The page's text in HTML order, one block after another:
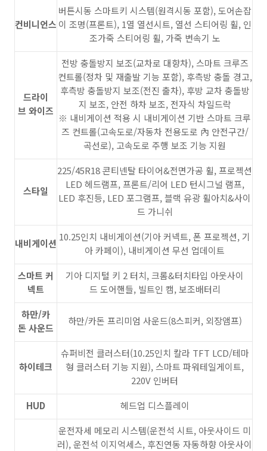
컨비니언스
버튼시동 스마트키 시스템(원격시동 포함), 도어손잡
이 조명(프론트), 1열 열선시트, 열선 스티어링 휠, 인
조가죽 스티어링 휠, 가죽 변속기 노
드라이
브 와이즈
전방 충돌방지 보조(교차로 대향차), 스마트 크루즈
컨트롤(정차 및 재출발 기능 포함), 후측방 충돌 경고,
후측방 충돌방지 보조(전진 출차), 후방 교차 충돌방
지 보조, 안전 하차 보조, 전자식 차일드락
※ 내비게이션 적용 시 내비게이션 기반 스마트 크루
즈 컨트롤(고속도로/자동차 전용도로 內 안전구간/
곡선로), 고속도로 주행 보조 기능 지원
스타일
225/45R18 콘티넨탈 타이어&전면가공 휠, 프로젝션
LED 헤드램프, 프론트/리어 LED 턴시그널 램프,
LED 후진등, LED 포그램프, 블랙 유광 휠아치&사이
드 가니쉬
내비게이션
10.25인치 내비게이션(기아 커넥트, 폰 프로젝션, 기
아 카페이), 내비게이션 무선 업데이트
스마트 커
넥트
기아 디지털 키 2 터치, 크롬&터치타입 아웃사이
드 도어핸들, 빌트인 캠, 보조배터리
하만/카
돈 사운드
하만/카돈 프리미엄 사운드(8스피커, 외장앰프)
하이테크
슈퍼비전 클러스터(10.25인치 칼라 TFT LCD/테마
형 클러스터 기능 지원), 스마트 파워테일게이트,
220V 인버터
HUD
헤드업 디스플레이
운전자세 메모리 시스템(운전석 시트, 아웃사이드 미
러), 운전석 이지억세스, 후진연동 자동하향 아웃사이